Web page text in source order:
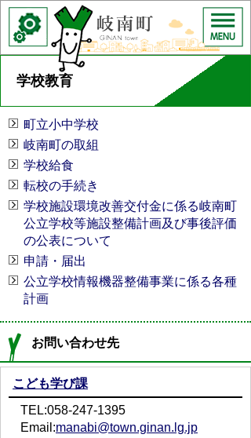
学校教育
町立小中学校
岐南町の取組
学校給食
転校の手続き
学校施設環境改善交付金に係る岐南町
公立学校等施設整備計画及び事後評価
の公表について
申請・届出
公立学校情報機器整備事業に係る各種
計画
お問い合わせ先
こども学び課
TEL:058-247-1395
Email:manabi@town.ginan.lg.jp